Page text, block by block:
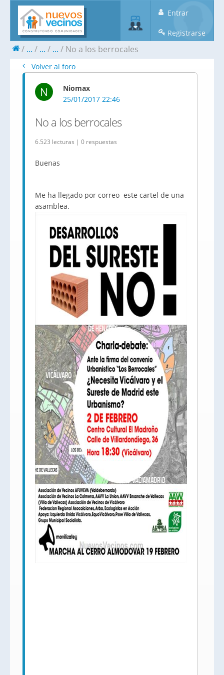
Entrar
Registrarse
... ... ... No a los berrocales
Volver al foro
N
Niomax
25/01/2017 22:46
No a los berrocales
6.523 lecturas | 0 respuestas
Buenas
Me ha llegado por correo este cartel de una
asamblea.